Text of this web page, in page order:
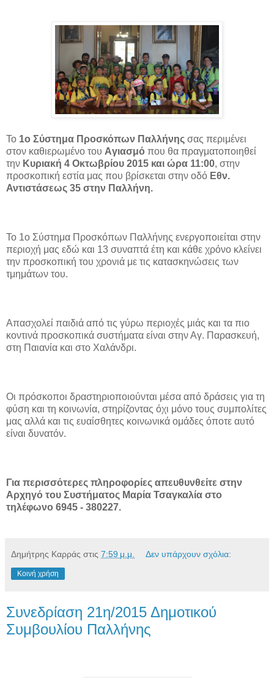
Το 1ο Σύστημα Προσκόπων Παλλήνης σας περιμένει
στον καθιερωμένο του Aγιασμό που θα πραγματοποιηθεί
την Κυριακή 4 Οκτωβρίου 2015 και ώρα 11:00, στην
προσκοπική εστία μας που βρίσκεται στην οδό Εθν.
Αντιστάσεως 35 στην Παλλήνη.
Το 1ο Σύστημα Προσκόπων Παλλήνης ενεργοποιείται στην
περιοχή μας εδώ και 13 συναπτά έτη και κάθε χρόνο κλείνει
την προσκοπική του χρονιά με τις κατασκηνώσεις των
τμημάτων του.
Απασχολεί παιδιά από τις γύρω περιοχές μιάς και τα πιο
κοντινά προσκοπικά συστήματα είναι στην Αγ. Παρασκευή,
στη Παιανία και στο Χαλάνδρι.
Οι πρόσκοποι δραστηριοποιούνται μέσα από δράσεις για τη
φύση και τη κοινωνία, στηρίζοντας όχι μόνο τους συμπολίτες
μας αλλά και τις ευαίσθητες κοινωνικά ομάδες όποτε αυτό
είναι δυνατόν.
Για περισσότερες πληροφορίες απευθυνθείτε στην
Αρχηγό του Συστήματος Μαρία Τσαγκαλία στο
τηλέφωνο 6945 - 380227.
Δημήτρης Καρράς στις 7:59 μ.μ. Δεν υπάρχουν σχόλια:
Κοινή χρήση
Συνεδρίαση 21η/2015 Δημοτικού
Συμβουλίου Παλλήνης